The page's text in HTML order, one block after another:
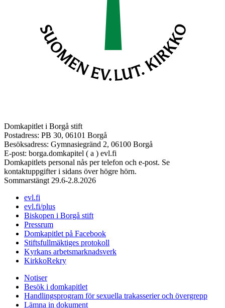
Domkapitlet i Borgå stift
Postadress: PB 30, 06101 Borgå
Besöksadress: Gymnasiegränd 2, 06100 Borgå
E-post: borga.domkapitel ( a ) evl.fi
Domkapitlets personal nås per telefon och e-post. Se
kontaktuppgifter i sidans över högre hörn.
Sommarstängt 29.6-2.8.2026
evl.fi
evl.fi/plus
Biskopen i Borgå stift
Pressrum
Domkapitlet på Facebook
Stiftsfullmäktiges protokoll
Kyrkans arbetsmarknadsverk
KirkkoRekry
Notiser
Besök i domkapitlet
Handlingsprogram för sexuella trakasserier och övergrepp
Lämna in dokument